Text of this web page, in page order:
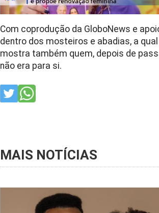
Com coprodução da GloboNews e
dentro dos mosteiros e abadias, a
mostra também quem, depois de
não era para si.
MAIS NOTÍCIAS